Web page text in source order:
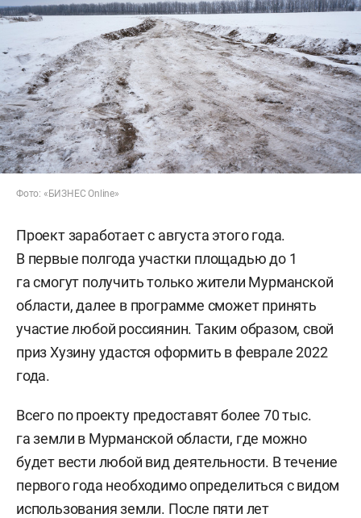
Фото: «БИЗНЕС Online»
Проект заработает с августа этого года.
В первые полгода участки площадью до 1
га смогут получить только жители Мурманской
области, далее в программе сможет принять
участие любой россиянин. Таким образом, свой
приз Хузину удастся оформить в феврале 2022
года.
Всего по проекту предоставят более 70 тыс.
га земли в Мурманской области, где можно
будет вести любой вид деятельности. В течение
первого года необходимо определиться с видом
использования земли. После пяти лет